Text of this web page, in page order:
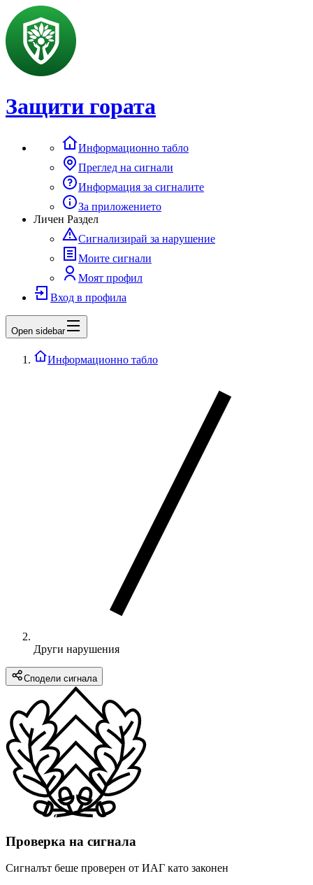
Защити гората
Информационно табло
Преглед на сигнали
Информация за сигналите
За приложението
Личен Раздел
Сигнализирай за нарушение
Моите сигнали
Моят профил
Вход в профила
Open sidebar
Информационно табло
Други нарушения
Сподели сигнала
Проверка на сигнала
Сигналът беше проверен от ИАГ като законен